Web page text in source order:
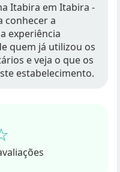
Itabira em Itabira -
conhecer a
experiência
quem já utilizou os
e veja o que os
estabelecimento.